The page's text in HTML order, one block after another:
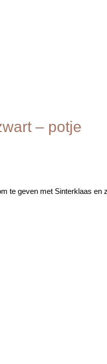
– potje
te geven met Sinterklaas